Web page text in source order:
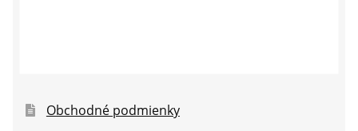
Obchodné podmienky